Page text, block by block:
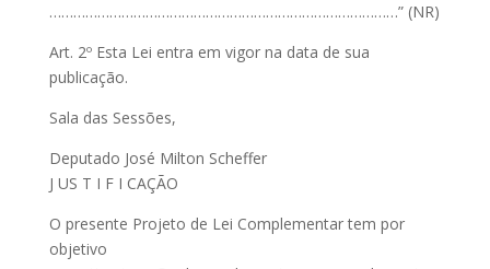
……………………………………………………………………………” (NR)
Art. 2º Esta Lei entra em vigor na data de sua
publicação.
Sala das Sessões,
Deputado José Milton Scheffer
J US T I F I CAÇÃO
O presente Projeto de Lei Complementar tem por
objetivo